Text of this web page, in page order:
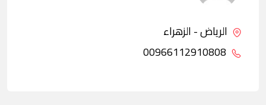
الرياض - الزهراء